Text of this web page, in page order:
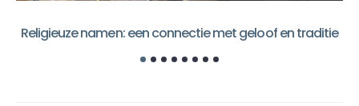
Religieuze namen: een connectie met geloof en traditie